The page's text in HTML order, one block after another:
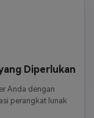
Diperlukan
Anda dengan
perangkat lunak